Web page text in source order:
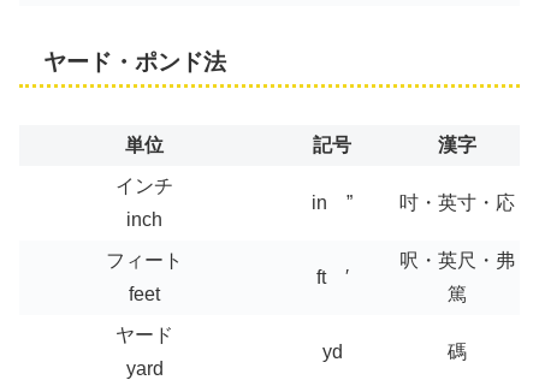
ヤード・ポンド法
単位 記号
漢字
インチ
inch
in ” 吋・英寸・応
フィート
feet
ft ′
呎・英尺・弗
篤
ヤード
yard
yd 碼